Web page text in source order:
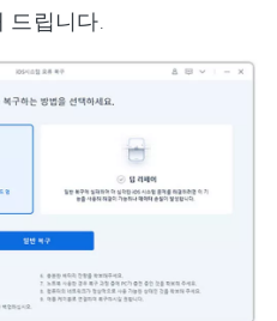
드립니다.